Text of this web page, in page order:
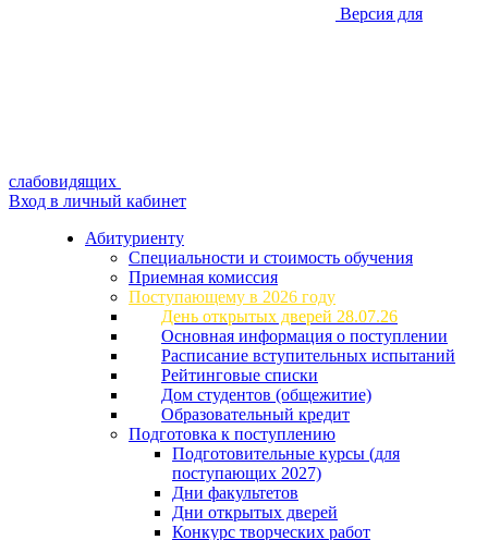
Версия для
слабовидящих
Вход в личный кабинет
Абитуриенту
Специальности и стоимость обучения
Приемная комиссия
Поступающему в 2026 году
День открытых дверей 28.07.26
Основная информация о поступлении
Расписание вступительных испытаний
Рейтинговые списки
Дом студентов (общежитие)
Образовательный кредит
Подготовка к поступлению
Подготовительные курсы (для
поступающих 2027)
Дни факультетов
Дни открытых дверей
Конкурс творческих работ